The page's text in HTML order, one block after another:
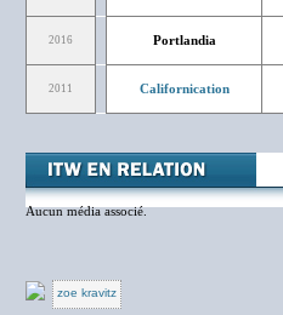
2016 Portlandia
2011 Californication
Aucun média associé.
zoe kravitz